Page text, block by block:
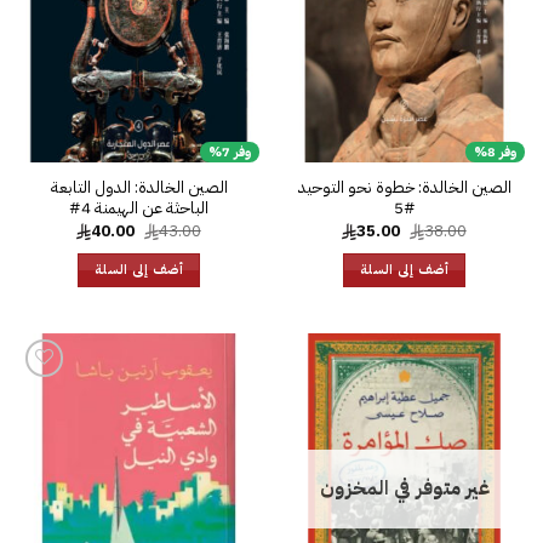
وفر 8%
الصين الخالدة: خطوة نحو التوحيد
#5
38.00
السعر
الأصلي
هو:
38.00.
35.00 السعر
الحالي
هو: أضف إلى السلة
وفر 7%
الصين الخالدة: الدول التابعة
الباحثة عن الهيمنة 4#
43.00
السعر
الأصلي
هو:
43.00.
40.00 السعر
الحالي
هو: أضف إلى السلة
غير متوفر في المخزون